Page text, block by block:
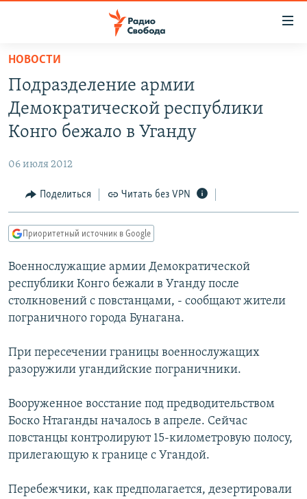
упрощенного
доступа
Вернуться
основному
Вернутся
Вернутся
поиску
ПОДКАСТЫ
АВТОРСКИЕ ПРОЕКТЫ
МНЕНИЯ
КУЛЬТУРА
КАВКАЗ.РЕАЛИИ
СЕВЕР.РЕАЛИИ
СИБИРЬ.РЕАЛИИ
РАСПИСАНИЕ ВЕЩАНИЯ
ПОДПИШИТЕСЬ НА РАССЫЛКУ
НОВОСТИ
Подразделение армии
Демократической республики
Конго бежало в Уганду
06 июля 2012
Поделиться Читать без VPN
Приоритетный источник в Google
Военнослужащие армии Демократической
республики Конго бежали в Уганду после
столкновений с повстанцами, - сообщают жители
пограничного города Бунагана.
При пересечении границы военнослужащих
разоружили угандийские пограничники.
Вооруженное восстание под предводительством
Боско Нтаганды началось в апреле. Сейчас
повстанцы контролируют 15-километровую полосу,
прилегающую к границе с Угандой.
Перебежчики, как предполагается, дезертировали